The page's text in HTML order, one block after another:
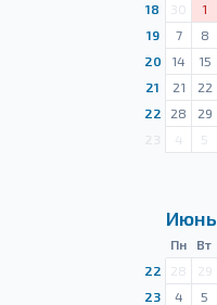
18
30 1
19
7 8
20
14 15
21
21 22
22
28 29
4 5
Июнь
Пн Вт
22
28 29
23
4 5